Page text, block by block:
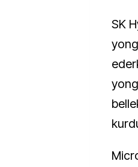
SK